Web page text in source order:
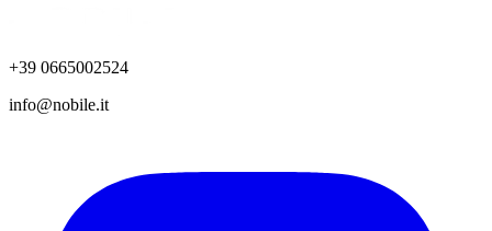
+39 0665002524
info@nobile.it